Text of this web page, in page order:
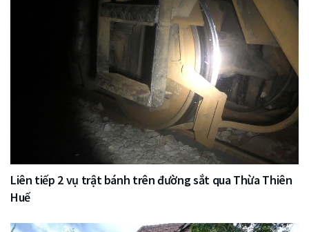
Liên tiếp 2 vụ trật bánh trên đường sắt qua Thừa Thiên
Huế